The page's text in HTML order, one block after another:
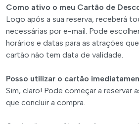
Como ativo o meu Cartão de
Logo após a sua reserva, receberá
necessárias por e-mail. Pode
horários e datas para as atrações
cartão não tem data de validade.
Posso utilizar o cartão
Sim, claro! Pode começar a reservar
que concluir a compra.